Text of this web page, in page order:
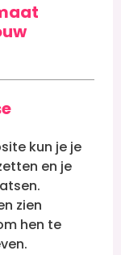
kun je je
en je
zien
hen te